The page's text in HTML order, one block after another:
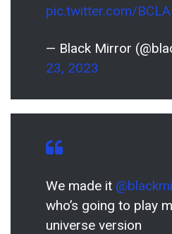
pic.twitter.com/
— Black Mirror
23, 2023
We made it
who’s going to play
universe version